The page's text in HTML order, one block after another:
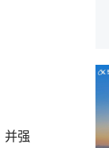
并强